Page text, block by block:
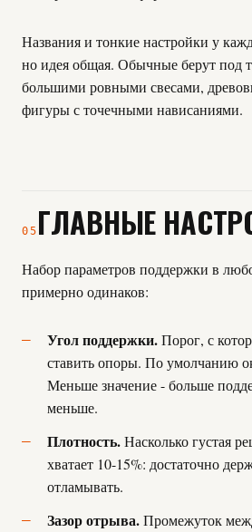
Названия и тонкие настройки у
но идея общая. Обычные берут под
большими ровными свесами,
фигуры с точечными нависаниями.
05 ГЛАВНЫЕ
Набор параметров поддержки в
примерно одинаков:
Угол поддержки.Порог, с
ставить опоры. По умолчанию
Меньше значение - больше
меньше.
Плотность.Насколько густая
хватает 10-15%: достаточно
отламывать.
Зазор отрыва.Промежуток